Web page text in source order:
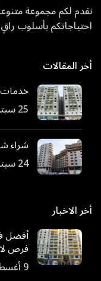
نقدم لكم مجموعة
احتياجاتكم بأسلوب
أخر المقالات
25 سبتمبر، 2025
شراء
24 سبتمبر، 2025
أخر الاخبار
فرص لا
9 أغسطس، 2025